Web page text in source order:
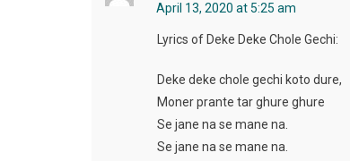
April 13, 2020 at 5:25 am
Lyrics of Deke Deke Chole Gechi:
Deke deke chole gechi koto dure,
Moner prante tar ghure ghure
Se jane na se mane na.
Se jane na se mane na.